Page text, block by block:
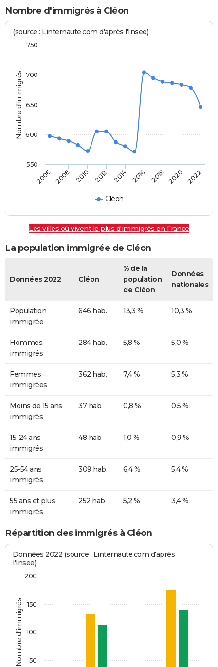
Nombre d'immigrés à Cléon
Nombre d'immigrés
(source : Linternaute.com d'après l'Insee)
Cléon
2006 2008 2010 2012 2014 2016 2018 2020 2022
550
600
650
700
750
Les villes où vivent le plus d'immigrés en France
La population immigrée de Cléon
Données 2022 Cléon
% de la
population
de Cléon
Données
nationales
Population
immigrée
646 hab. 13,3 % 10,3 %
Hommes
immigrés
284 hab. 5,8 % 5,0 %
Femmes
immigrées
362 hab. 7,4 % 5,3 %
Moins de 15 ans
immigrés
37 hab. 0,8 % 0,5 %
15-24 ans
immigrés
48 hab. 1,0 % 0,9 %
25-54 ans
immigrés
309 hab. 6,4 % 5,4 %
55 ans et plus
immigrés
252 hab. 5,2 % 3,4 %
Répartition des immigrés à Cléon
Nombre d'immigrés
Données 2022 (source : Linternaute.com d'après
l'Insee)
50
100
150
200